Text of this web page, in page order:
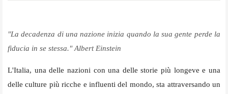
"La decadenza di una nazione inizia quando la sua gente perde la
fiducia in se stessa." Albert Einstein
L'Italia, una delle nazioni con una delle storie più longeve e una
delle culture più ricche e influenti del mondo, sta attraversando un